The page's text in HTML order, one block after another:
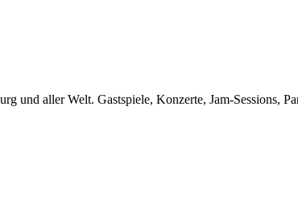
und aller Welt. Gastspiele, Konzerte, Jam-Sessions,